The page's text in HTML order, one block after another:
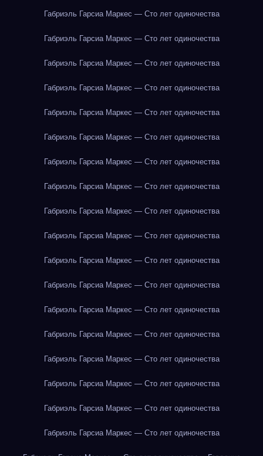
Габриэль Гарсиа Маркес — Сто лет одиночества
Габриэль Гарсиа Маркес — Сто лет одиночества
Габриэль Гарсиа Маркес — Сто лет одиночества
Габриэль Гарсиа Маркес — Сто лет одиночества
Габриэль Гарсиа Маркес — Сто лет одиночества
Габриэль Гарсиа Маркес — Сто лет одиночества
Габриэль Гарсиа Маркес — Сто лет одиночества
Габриэль Гарсиа Маркес — Сто лет одиночества
Габриэль Гарсиа Маркес — Сто лет одиночества
Габриэль Гарсиа Маркес — Сто лет одиночества
Габриэль Гарсиа Маркес — Сто лет одиночества
Габриэль Гарсиа Маркес — Сто лет одиночества
Габриэль Гарсиа Маркес — Сто лет одиночества
Габриэль Гарсиа Маркес — Сто лет одиночества
Габриэль Гарсиа Маркес — Сто лет одиночества
Габриэль Гарсиа Маркес — Сто лет одиночества
Габриэль Гарсиа Маркес — Сто лет одиночества
Габриэль Гарсиа Маркес — Сто лет одиночества